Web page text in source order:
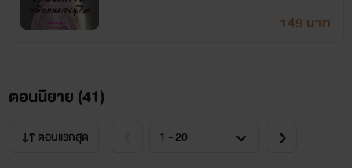
149 บาท
ตอนนิยาย (41)
ตอนแรกสุด